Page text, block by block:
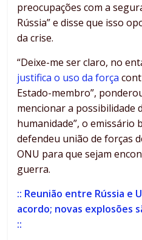
preocupações com a
Rússia” e disse que isso
da crise.
“Deixe-me ser claro, no
justifica o uso da força
Estado-membro”,
mencionar a possibilidade
humanidade”, o emissário
defendeu união de forças
ONU para que sejam
guerra.
:: Reunião entre Rússia e
acordo; novas explosões
::